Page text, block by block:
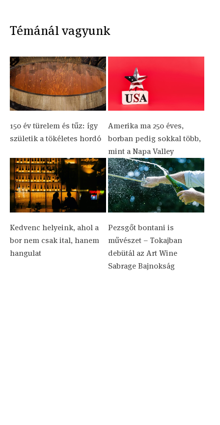
Témánál vagyunk
150 év türelem és tűz: így
születik a tökéletes hordó
Amerika ma 250 éves,
borban pedig sokkal több,
mint a Napa Valley
Kedvenc helyeink, ahol a
bor nem csak ital, hanem
hangulat
Pezsgőt bontani is
művészet – Tokajban
debütál az Art Wine
Sabrage Bajnokság